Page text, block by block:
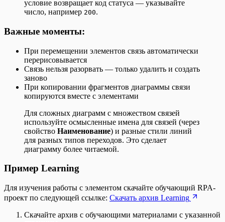
условие возвращает код статуса — указывайте
число, например 200.
Важные моменты:
При перемещении элементов связь автоматически
перерисовывается
Связь нельзя разорвать — только удалить и создать
заново
При копировании фрагментов диаграммы связи
копируются вместе с элементами
Для сложных диаграмм с множеством связей
используйте осмысленные имена для связей (через
свойство Наименование) и разные стили линий
для разных типов переходов. Это сделает
диаграмму более читаемой.
Пример Learning
Для изучения работы с элементом скачайте обучающий RPA-
проект по следующей ссылке: Скачать архив Learning
Скачайте архив с обучающими материалами с указанной